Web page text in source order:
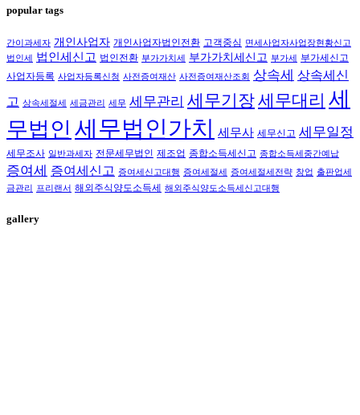
popular tags
간이과세자 개인사업자 개인사업자법인전환 고객중심 면세사업자사업장현황신고
법인세
법인세신고 법인전환 부가가치세 부가가치세신고 부가세
부가세신고
사업자등록 사업자등록신청 사전증여재산 사전증여재산조회 상속세 상속세신
고 상속세절세 세금관리 세무 세무관리 세무기장세무대리 세
무법인 세무법인가치 세무사 세무신고 세무일정
세무조사 일반과세자 전문세무법인 제조업 종합소득세신고 종합소득세중간예납
증여세 증여세신고 증여세신고대행 증여세절세 증여세절세전략 창업 출판업세
금관리
프리랜서 해외주식양도소득세 해외주식양도소득세신고대행
gallery